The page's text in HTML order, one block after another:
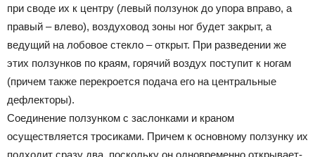
при своде их к центру (левый ползунок до упора вправо, а
правый – влево), воздуховод зоны ног будет закрыт, а
ведущий на лобовое стекло – открыт. При разведении же
этих ползунков по краям, горячий воздух поступит к ногам
(причем также перекроется подача его на центральные
дефлекторы).
Соединение ползунком с заслонками и краном
осуществляется тросиками. Причем к основному ползунку их
подходит сразу два, поскольку он одновременно открывает-